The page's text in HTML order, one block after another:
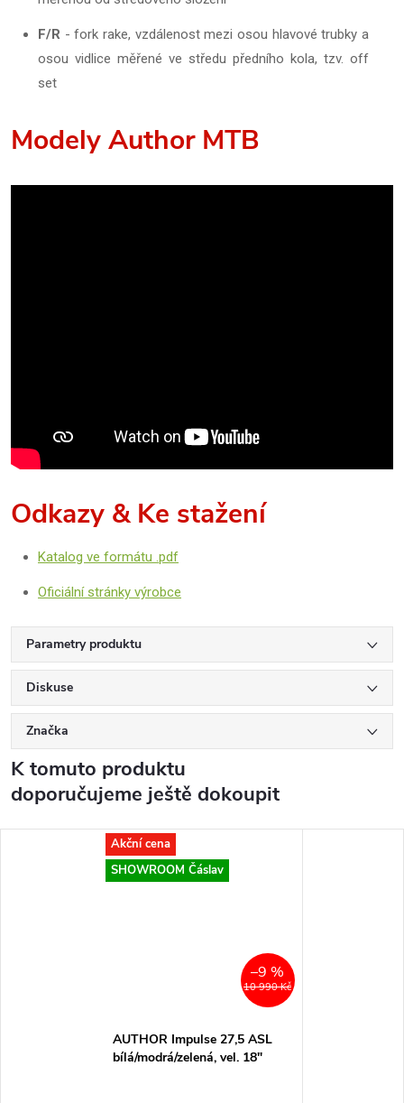
F/R - fork rake, vzdálenost mezi osou hlavové trubky a
osou vidlice měřené ve středu předního kola, tzv. off
set
Modely Author MTB
Odkazy & Ke stažení
Katalog ve formátu .pdf
Oficiální stránky výrobce
Parametry produktu
Diskuse
Značka
K tomuto produktu
doporučujeme ještě dokoupit
Akční cena
SHOWROOM Čáslav
10 990 Kč
–9 %
AUTHOR Impulse 27,5 ASL
bílá/modrá/zelená, vel. 18"